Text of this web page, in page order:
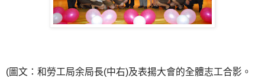
(圖文：和勞工局余局長(中右)及表揚大會的全體志工合影。